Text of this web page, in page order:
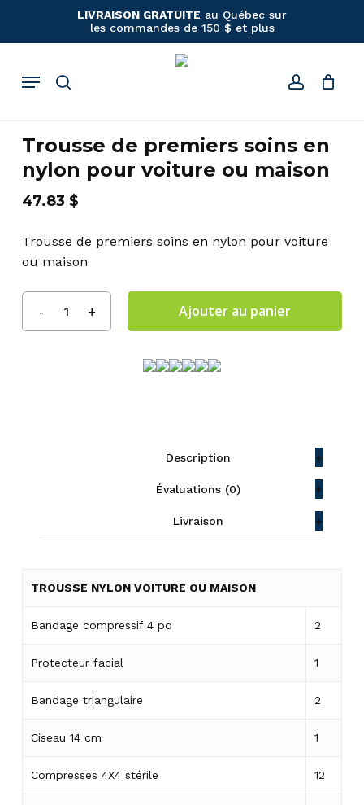
LIVRAISON GRATUITE au Québec sur
les commandes de 150 $ et plus
account
Menu
Close
Trousse de premiers soins en
nylon pour voiture ou maison
47.83 $
Trousse de premiers soins en nylon pour voiture
ou maison
Ajouter au panier
Description
Évaluations (0)
Livraison
TROUSSE NYLON VOITURE OU MAISON
Bandage compressif 4 po 2
Protecteur facial 1
Bandage triangulaire 2
Ciseau 14 cm 1
Compresses 4X4 stérile 12